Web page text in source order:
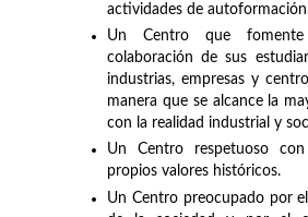
actividades de
Un Centro que
colaboración de sus
industrias, empresas y
manera que se alcance la
con la realidad industrial y
Un Centro respetuoso
propios valores históricos.
Un Centro preocupado por